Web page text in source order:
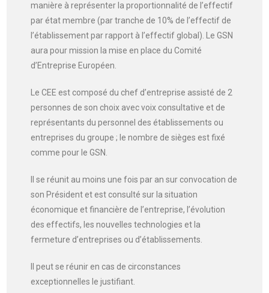
manière à représenter la proportionnalité de l’effectif
par état membre (par tranche de 10% de l’effectif de
l’établissement par rapport à l’effectif global). Le GSN
aura pour mission la mise en place du Comité
d’Entreprise Européen.
Le CEE est composé du chef d’entreprise assisté de 2
personnes de son choix avec voix consultative et de
représentants du personnel des établissements ou
entreprises du groupe ; le nombre de sièges est fixé
comme pour le GSN.
Il se réunit au moins une fois par an sur convocation de
son Président et est consulté sur la situation
économique et financière de l’entreprise, l’évolution
des effectifs, les nouvelles technologies et la
fermeture d’entreprises ou d’établissements.
Il peut se réunir en cas de circonstances
exceptionnelles le justifiant.